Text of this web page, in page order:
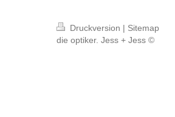
Druckversion | Sitemap
die optiker. Jess + Jess ©